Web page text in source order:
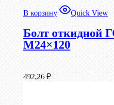
В корзину Quick View
Болт откидной
М24×120
492,26 ₽